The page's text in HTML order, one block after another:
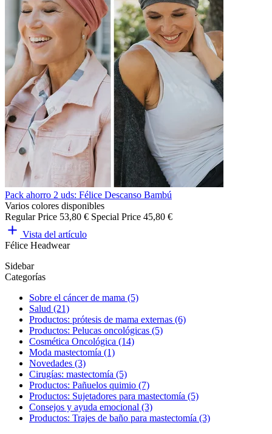
Pack ahorro 2 uds: Félice Descanso Bambú
Varios colores disponibles
Regular Price 53,80 € Special Price 45,80 €
Vista del artículo
Félice Headwear
Sidebar
Categorías
Sobre el cáncer de mama (5)
Salud (21)
Productos: prótesis de mama externas (6)
Productos: Pelucas oncológicas (5)
Cosmética Oncológica (14)
Moda mastectomía (1)
Novedades (3)
Cirugías: mastectomía (5)
Productos: Pañuelos quimio (7)
Productos: Sujetadores para mastectomía (5)
Consejos y ayuda emocional (3)
Productos: Trajes de baño para mastectomía (3)